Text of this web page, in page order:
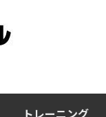
トレーニング